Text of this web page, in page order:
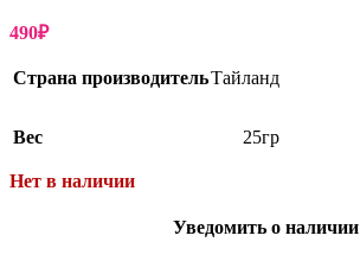
490₽
Страна производительТайланд
Вес 25гр
Нет в наличии
Уведомить о наличии